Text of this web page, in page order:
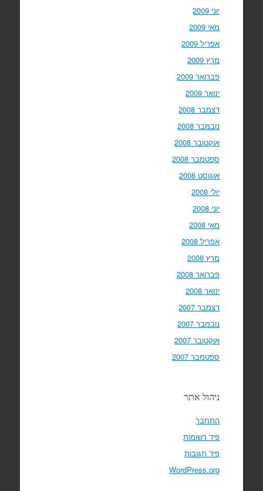
יוני 2009
מאי 2009
אפריל 2009
מרץ 2009
פברואר 2009
ינואר 2009
דצמבר 2008
נובמבר 2008
אוקטובר 2008
ספטמבר 2008
אוגוסט 2008
יולי 2008
יוני 2008
מאי 2008
אפריל 2008
מרץ 2008
פברואר 2008
ינואר 2008
דצמבר 2007
נובמבר 2007
אוקטובר 2007
ספטמבר 2007
ניהול אתר
התחבר
פיד רשומות
פיד תגובות
WordPress.org